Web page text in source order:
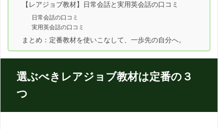
【レアジョブ教材】日常会話と実用英会話の口コミ
日常会話の口コミ
実用英会話の口コミ
まとめ：定番教材を使いこなして、一歩先の自分へ。
選ぶべきレアジョブ教材は定番の３
つ